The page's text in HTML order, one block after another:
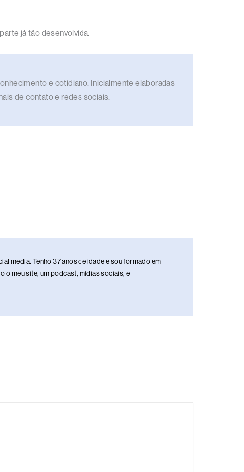
já tão desenvolvida.
e cotidiano. Inicialmente elaboradas
de contato e redes sociais.
media. Tenho 37 anos de idade e sou formado em
o meu site, um podcast, mídias sociais, e